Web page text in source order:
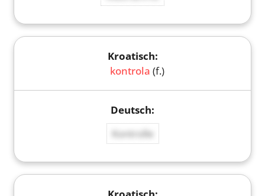
kontrola (f.)
Kontrolle